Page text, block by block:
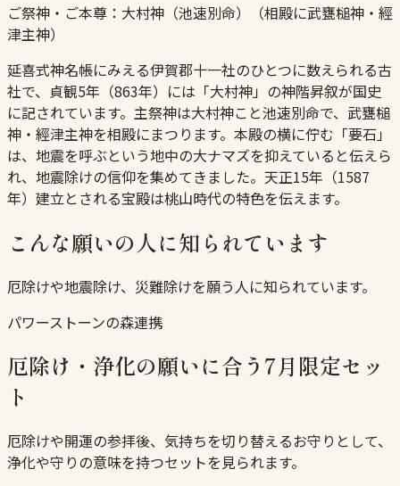
ご祭神・ご本尊： 大村神（池速別命）（相殿に武甕槌神・經
津主神）
延喜式神名帳にみえる伊賀郡十一社のひとつに数えられる古
社で、貞観5年（863年）には「大村神」の神階昇叙が国史
に記されています。主祭神は大村神こと池速別命で、武甕槌
神・經津主神を相殿にまつります。本殿の横に佇む「要石」
は、地震を呼ぶという地中の大ナマズを抑えていると伝えら
れ、地震除けの信仰を集めてきました。天正15年（1587
年）建立とされる宝殿は桃山時代の特色を伝えます。
こんな願いの人に知られています
厄除けや地震除け、災難除けを願う人に知られています。
パワーストーンの森連携
厄除け・浄化の願いに合う7月限定セッ
ト
厄除けや開運の参拝後、気持ちを切り替えるお守りとして、
浄化や守りの意味を持つセットを見られます。